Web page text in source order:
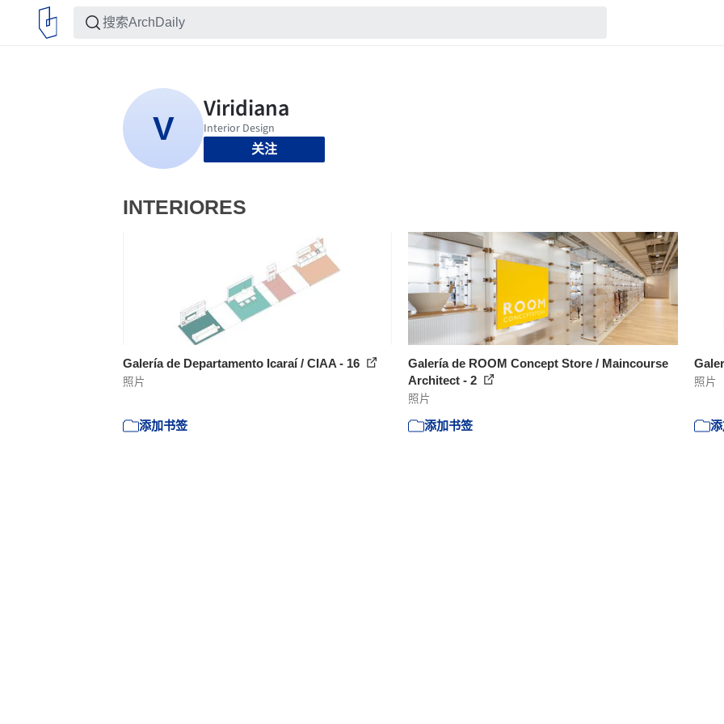
关注
INTERIORES
Galería de Departamento Icaraí / CIAA - 16
照片
添加书签
Galería de ROOM Concept Store / Maincourse
Architect - 2
照片
添加书签
照片